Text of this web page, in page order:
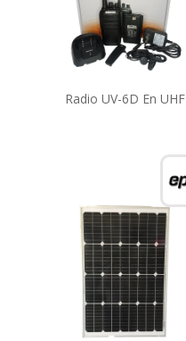
Radio UV-6D En UHF